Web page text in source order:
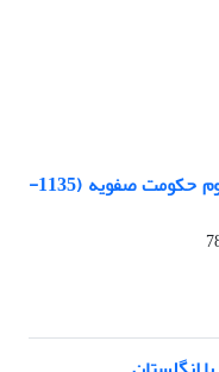
روابط تجاری ایران و روسیه در دوره دوم حکومت صفویه (1135-